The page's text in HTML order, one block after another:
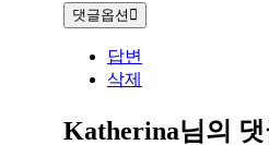
댓글옵션
답변
삭제
Katherina님의